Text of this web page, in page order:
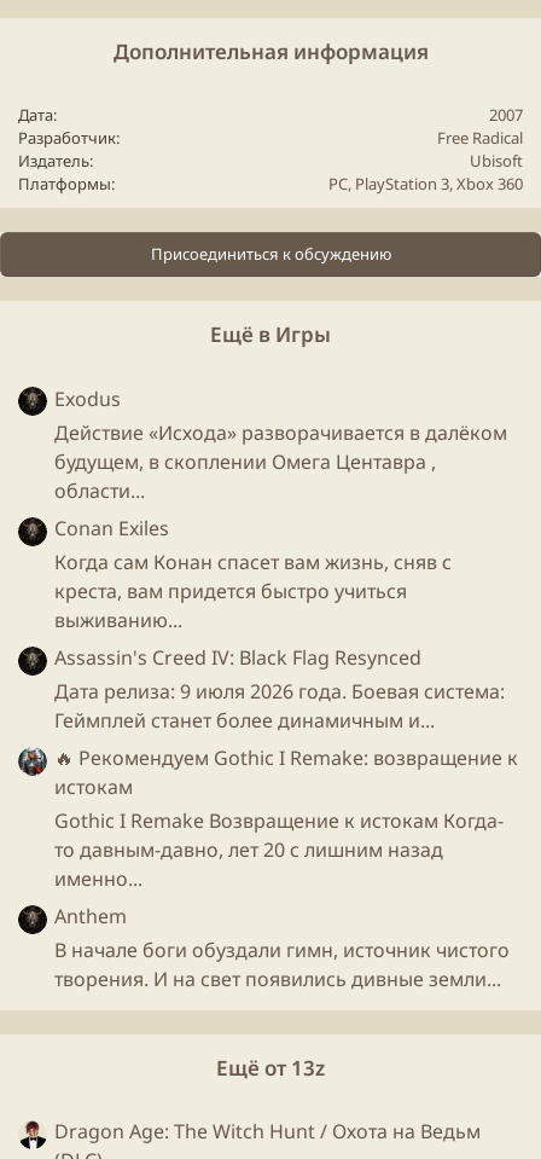
солдат убивает совершенно неповинного жителя
одной из местных деревушек). Такое навождение
Мультимедия:
Официальный трейлер "
Дополнительная информация
Дата
2007
Разработчик
Free Radical
Издатель
Ubisoft
Платформы
PC PlayStation 3 Xbox360
Присоединиться к обсуждению
Ещё в Игры
Exodus
Действие «Исхода» разворачивается в далёком
будущем, в скоплении Омега Центавра ,
области...
Conan Exiles
Когда сам Конан спасет вам жизнь, сняв с
креста, вам придется быстро учиться
выживанию...
Assassin's Creed IV: Black Flag Resynced
Дата релиза: 9 июля 2026 года. Боевая система:
Геймплей станет более динамичным и...
🔥 Рекомендуем Gothic I Remake: возвращение к
истокам
Gothic I Remake Возвращение к истокам Когда-
то давным-давно, лет 20 с лишним назад
именно...
Anthem
В начале боги обуздали гимн, источник чистого
творения. И на свет появились дивные земли...
Ещё от 13z
Dragon Age: The Witch Hunt / Охота на Ведьм